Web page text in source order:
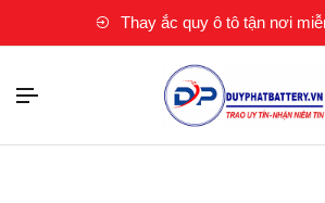
Thay ắc quy ô tô tận nơi